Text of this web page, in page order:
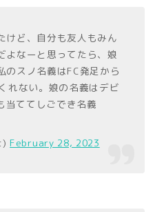
けど、自分も友人もみん
よなーと思ってたら、娘
のスノ名義はFC発足から
れない。娘の名義はデビ
当ててしごでき名義
February 28, 2023